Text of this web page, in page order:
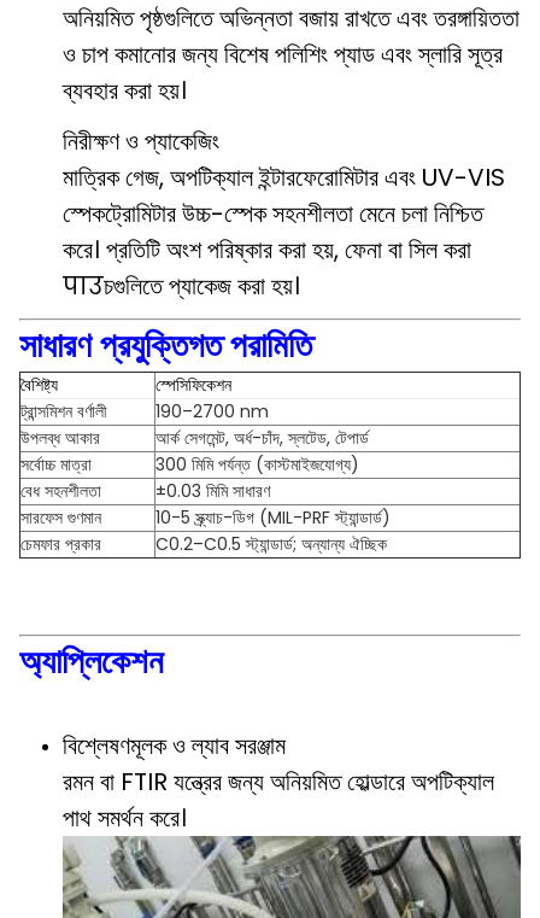
অনিয়মিত পৃষ্ঠগুলিতে অভিন্নতা বজায় রাখতে এবং তরঙ্গায়িততা
ও চাপ কমানোর জন্য বিশেষ পলিশিং প্যাড এবং স্লারি সূত্র
ব্যবহার করা হয়।
নিরীক্ষণ ও প্যাকেজিং
মাত্রিক গেজ, অপটিক্যাল ইন্টারফেরোমিটার এবং UV-VIS
স্পেকট্রোমিটার উচ্চ-স্পেক সহনশীলতা মেনে চলা নিশ্চিত
করে। প্রতিটি অংশ পরিষ্কার করা হয়, ফেনা বা সিল করা
पाउচগুলিতে প্যাকেজ করা হয়।
সাধারণ প্রযুক্তিগত পরামিতি
বৈশিষ্ট্য
স্পেসিফিকেশন
ট্রান্সমিশন বর্ণালী
190–2700 nm
উপলব্ধ আকার
আর্ক সেগমেন্ট, অর্ধ-চাঁদ, স্লটেড, টেপার্ড
সর্বোচ্চ মাত্রা
300 মিমি পর্যন্ত (কাস্টমাইজযোগ্য)
বেধ সহনশীলতা
±0.03 মিমি সাধারণ
সারফেস গুণমান
10-5 স্ক্র্যাচ-ডিগ (MIL-PRF স্ট্যান্ডার্ড)
চেমফার প্রকার
C0.2–C0.5 স্ট্যান্ডার্ড; অন্যান্য ঐচ্ছিক
অ্যাপ্লিকেশন
বিশ্লেষণমূলক ও ল্যাব সরঞ্জাম
রমন বা FTIR যন্ত্রের জন্য অনিয়মিত হোল্ডারে অপটিক্যাল
পাথ সমর্থন করে।